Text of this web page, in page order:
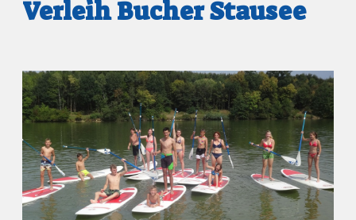
Verleih Bucher Stausee